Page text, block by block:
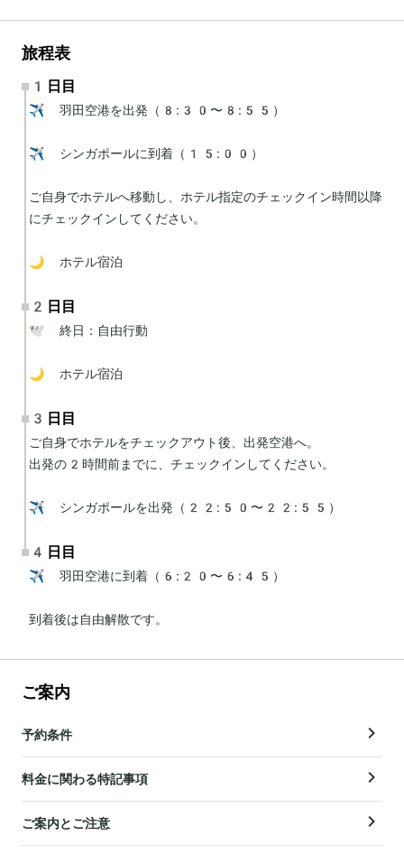
旅程表
1日目
✈️ 羽田空港を出発（8:30〜8:55）
✈️ シンガポールに到着（15:00）
ご自身でホテルへ移動し、ホテル指定のチェックイン時間以降
にチェックインしてください。
🌙 ホテル宿泊
2日目
🕊 終日：自由行動
🌙 ホテル宿泊
3日目
ご自身でホテルをチェックアウト後、出発空港へ。
出発の2時間前までに、チェックインしてください。
✈️ シンガポールを出発（22:50〜22:55）
4日目
✈️ 羽田空港に到着（6:20〜6:45）
到着後は自由解散です。
ご案内
予約条件
料金に関わる特記事項
ご案内とご注意